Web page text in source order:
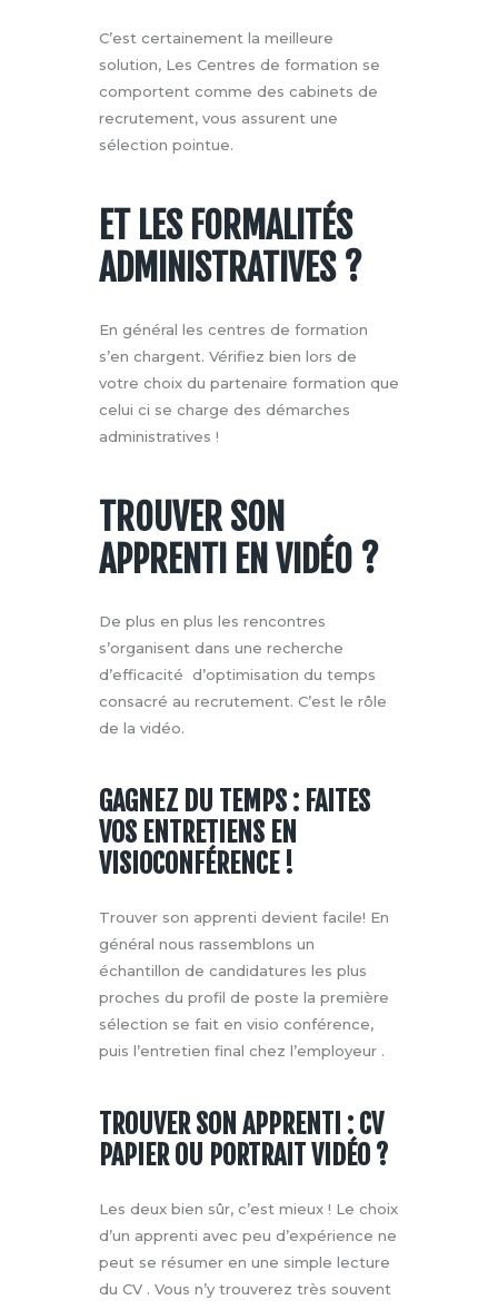
C’est certainement la meilleure
solution, Les Centres de formation se
comportent comme des cabinets de
recrutement, vous assurent une
sélection pointue.
ET LES FORMALITÉS
ADMINISTRATIVES ?
En général les centres de formation
s’en chargent. Vérifiez bien lors de
votre choix du partenaire formation que
celui ci se charge des démarches
administratives !
TROUVER SON
APPRENTI EN VIDÉO ?
De plus en plus les rencontres
s’organisent dans une recherche
d’efficacité d’optimisation du temps
consacré au recrutement. C’est le rôle
de la vidéo.
GAGNEZ DU TEMPS : FAITES
VOS ENTRETIENS EN
VISIOCONFÉRENCE !
Trouver son apprenti devient facile! En
général nous rassemblons un
échantillon de candidatures les plus
proches du profil de poste la première
sélection se fait en visio conférence,
puis l’entretien final chez l’employeur .
TROUVER SON APPRENTI : CV
PAPIER OU PORTRAIT VIDÉO ?
Les deux bien sûr, c’est mieux ! Le choix
d’un apprenti avec peu d’expérience ne
peut se résumer en une simple lecture
du CV . Vous n’y trouverez très souvent